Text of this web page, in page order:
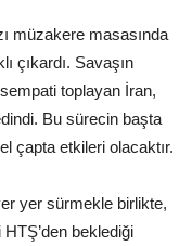
müzakere masasında
çıkardı. Savaşın
toplayan İran,
Bu sürecin başta
çapta etkileri olacaktır.
yer sürmekle birlikte,
HTŞ’den beklediği